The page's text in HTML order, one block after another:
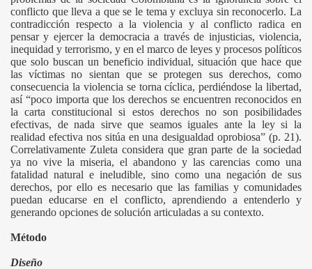
conflicto que lleva a que se le tema y excluya sin reconocerlo. La
contradicción respecto a la violencia y al conflicto radica en
pensar y ejercer la democracia a través de injusticias, violencia,
inequidad y terrorismo, y en el marco de leyes y procesos políticos
que solo buscan un beneficio individual, situación que hace que
las víctimas no sientan que se protegen sus derechos, como
consecuencia la violencia se torna cíclica, perdiéndose la libertad,
así “poco importa que los derechos se encuentren reconocidos en
la carta constitucional si estos derechos no son posibilidades
efectivas, de nada sirve que seamos iguales ante la ley si la
realidad efectiva nos sitúa en una desigualdad oprobiosa” (p. 21).
Correlativamente Zuleta considera que gran parte de la sociedad
ya no vive la miseria, el abandono y las carencias como una
fatalidad natural e ineludible, sino como una negación de sus
derechos, por ello es necesario que las familias y comunidades
puedan educarse en el conflicto, aprendiendo a entenderlo y
generando opciones de solución articuladas a su contexto.
Método
Diseño